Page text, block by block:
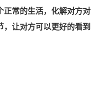
正常的生活，化解对方对
，让对方可以更好的看到